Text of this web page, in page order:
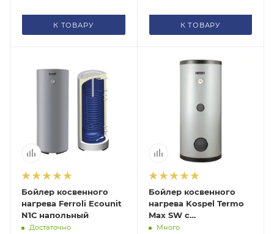
К ТОВАРУ К ТОВАРУ
Бойлер косвенного
нагрева Ferroli Ecounit
N1С напольный
Достаточно
Бойлер косвенного
нагрева Kospel Termo
Max SW с
возможностью
Много